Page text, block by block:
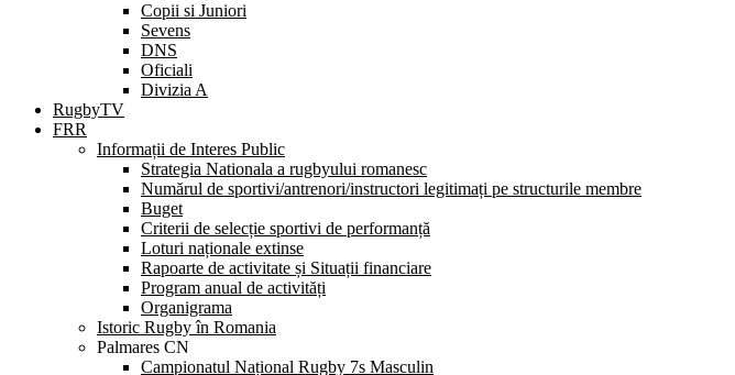
Copii si Juniori
Sevens
DNS
Oficiali
Divizia A
RugbyTV
FRR
Informații de Interes Public
Strategia Nationala a rugbyului romanesc
Numărul de sportivi/antrenori/instructori legitimați pe structurile membre
Buget
Criterii de selecție sportivi de performanță
Loturi naționale extinse
Rapoarte de activitate și Situații financiare
Program anual de activități
Organigrama
Istoric Rugby în Romania
Palmares CN
Campionatul Național Rugby 7s Masculin